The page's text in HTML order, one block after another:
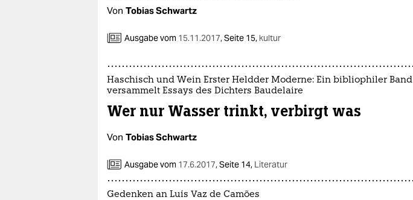
Von Tobias Schwartz
Ausgabe vom 15.11.2017,Seite 15, kultur
Haschisch und Wein Erster Heldder Moderne: Ein bibliophiler Band
versammelt Essays des Dichters Baudelaire
Wer nur Wasser trinkt, verbirgt was
Von Tobias Schwartz
Ausgabe vom 17.6.2017,Seite 14, Literatur
Gedenken an Luís Vaz de Camões